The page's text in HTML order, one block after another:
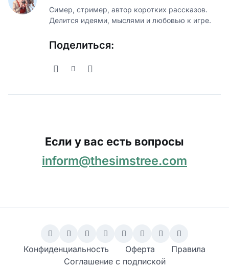
Симер, стример, автор коротких рассказов.
Делится идеями, мыслями и любовью к игре.
Поделиться:
Если у вас есть вопросы
inform@thesimstree.com
Конфиденциальность Оферта
Правила
Соглашение с подпиской